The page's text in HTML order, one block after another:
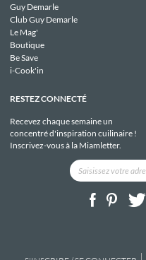
Guy Demarle
Club Guy Demarle
Le Mag'
Boutique
Be Save
i-Cook'in
RESTEZ CONNECTÉ
Recevez chaque semaine un
concentré d'inspiration cuilinaire !
Inscrivez-vous à la Miamletter.